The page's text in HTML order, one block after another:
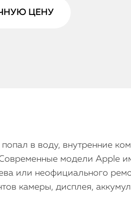
ЦЕНУ
в воду, внутренние
модели Apple
или неофициального
камеры, дисплея,